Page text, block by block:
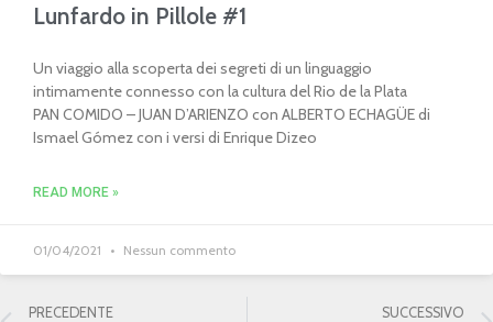
Lunfardo in Pillole #1
Un viaggio alla scoperta dei segreti di un linguaggio
intimamente connesso con la cultura del Rio de la Plata
PAN COMIDO – JUAN D’ARIENZO con ALBERTO ECHAGÜE di
Ismael Gómez con i versi di Enrique Dizeo
READ MORE »
01/04/2021 Nessun commento
PRECEDENTE SUCCESSIVO